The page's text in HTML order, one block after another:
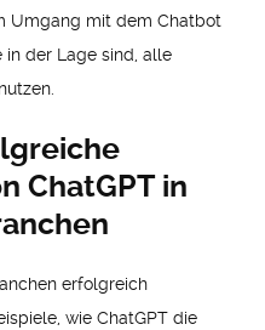
Umgang mit dem Chatbot
in der Lage sind, alle
ChatGPT in
erfolgreich
wie ChatGPT die